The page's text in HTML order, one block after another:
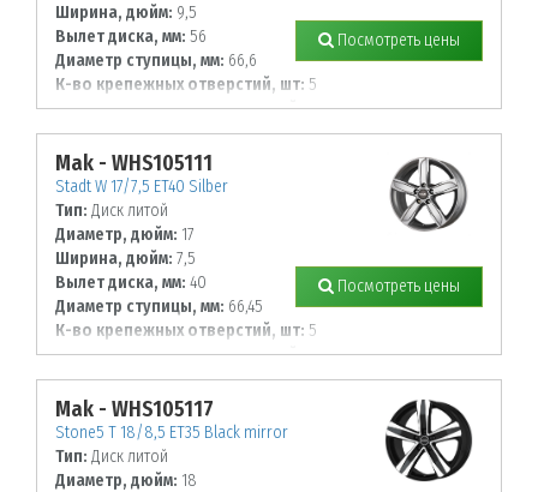
Ширина, дюйм: 9,5
Вылет диска, мм: 56
Диаметр ступицы, мм: 66,6
К-во крепежных отверстий, шт: 5
Диаметр располож. отверстий, мм:
112
Посмотреть цены
Mak - WHS105111
Stadt W 17/7,5 ET40 Silber
Тип: Диск литой
Диаметр, дюйм: 17
Ширина, дюйм: 7,5
Вылет диска, мм: 40
Диаметр ступицы, мм: 66,45
К-во крепежных отверстий, шт: 5
Диаметр располож. отверстий, мм:
112
Посмотреть цены
Mak - WHS105117
Stone5 T 18/8,5 ET35 Black mirror
Тип: Диск литой
Диаметр, дюйм: 18